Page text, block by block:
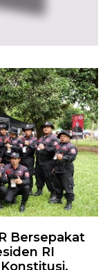
Bersepakat
RI